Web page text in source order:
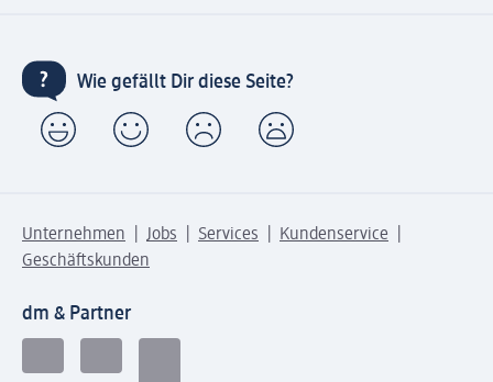
Wie gefällt Dir diese Seite?
Unternehmen Jobs Services
Kundenservice
Geschäftskunden
dm & Partner